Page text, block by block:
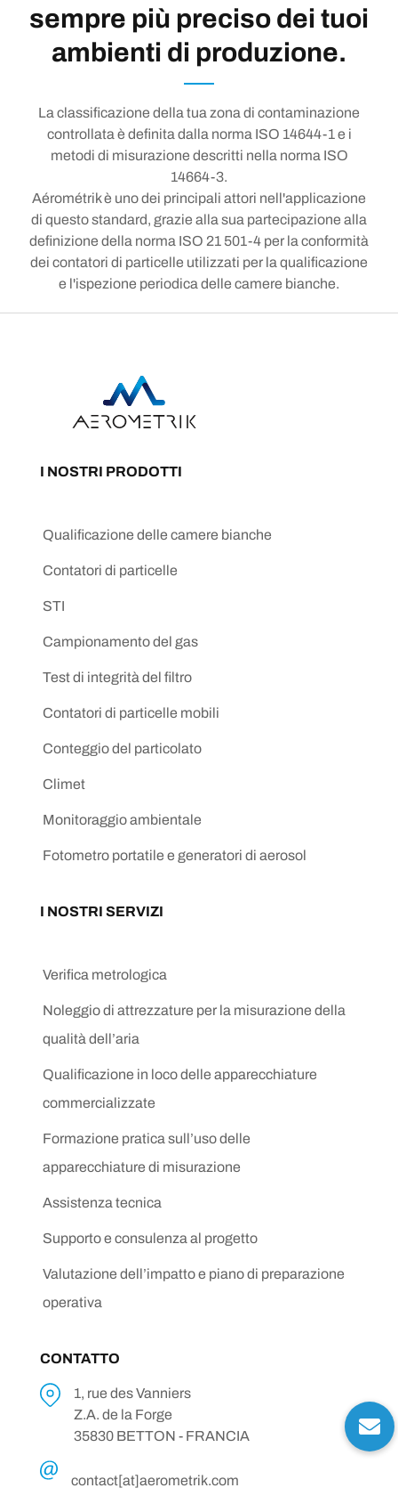
sempre più preciso dei tuoi
ambienti di produzione.
La classificazione della tua zona di contaminazione
controllata è definita dalla norma ISO 14644-1 e i
metodi di misurazione descritti nella norma ISO
14664-3.
Aérométrik è uno dei principali attori nell'applicazione
di questo standard, grazie alla sua partecipazione alla
definizione della norma ISO 21 501-4 per la conformità
dei contatori di particelle utilizzati per la qualificazione
e l'ispezione periodica delle camere bianche.
I NOSTRI PRODOTTI
Qualificazione delle camere bianche
Contatori di particelle
STI
Campionamento del gas
Test di integrità del filtro
Contatori di particelle mobili
Conteggio del particolato
Climet
Monitoraggio ambientale
Fotometro portatile e generatori di aerosol
I NOSTRI SERVIZI
Verifica metrologica
Noleggio di attrezzature per la misurazione della
qualità dell’aria
Qualificazione in loco delle apparecchiature
commercializzate
Formazione pratica sull’uso delle
apparecchiature di misurazione
Assistenza tecnica
Supporto e consulenza al progetto
Valutazione dell’impatto e piano di preparazione
operativa
CONTATTO
1, rue des Vanniers
Z.A. de la Forge
35830 BETTON - FRANCIA
contact[at]aerometrik.com